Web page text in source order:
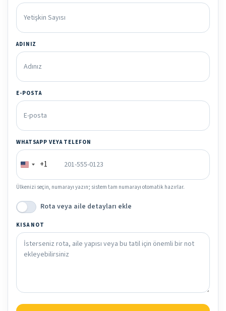
ADINIZ
E-POSTA
WHATSAPP VEYA TELEFON
+1
Ülkenizi seçin, numarayı yazın; sistem tam numarayı otomatik hazırlar.
Rota veya aile detayları ekle
KISA NOT